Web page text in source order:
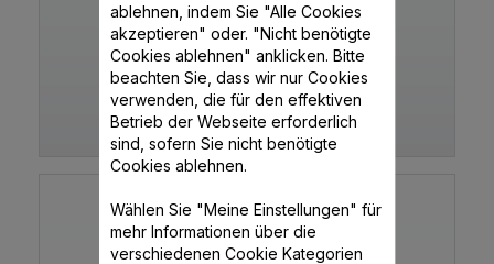
SUPER UNO AM302
AM302111CH
ablehnen, indem Sie "Alle Cookies
akzeptieren" oder. "Nicht benötigte
Cookies ablehnen" anklicken. Bitte
beachten Sie, dass wir nur Cookies
verwenden, die für den effektiven
Betrieb der Webseite erforderlich
sind, sofern Sie nicht benötigte
Cookies ablehnen.
Wählen Sie "Meine Einstellungen" für
mehr Informationen über die
verschiedenen Cookie Kategorien